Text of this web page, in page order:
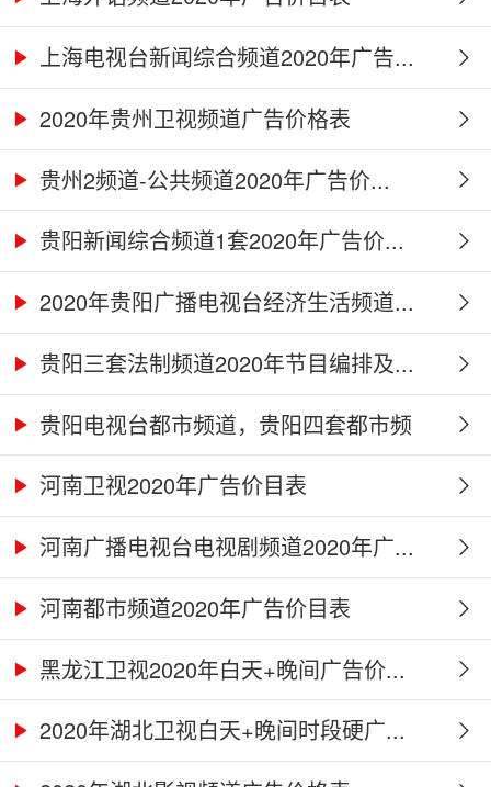
上海电视台新闻综合频道2020年广告...
2020年贵州卫视频道广告价格表
贵州2频道-公共频道2020年广告价...
贵阳新闻综合频道1套2020年广告价...
2020年贵阳广播电视台经济生活频道...
贵阳三套法制频道2020年节目编排及...
贵阳电视台都市频道，贵阳四套都市频
道...河南卫视2020年广告价目表
河南广播电视台电视剧频道2020年广...
河南都市频道2020年广告价目表
黑龙江卫视2020年白天+晚间广告价...
2020年湖北卫视白天+晚间时段硬广...